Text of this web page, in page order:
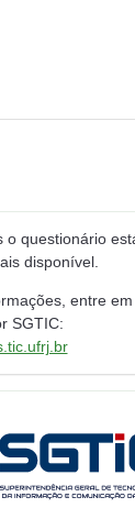
o questionário
disponível.
entre
SGTIC: